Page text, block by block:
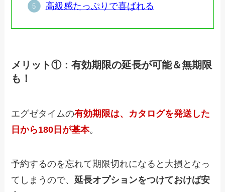
高級感たっぷりで喜ばれる
メリット①：有効期限の延長が可能＆無期限
も！
エグゼタイムの有効期限は、カタログを発送した
日から180日が基本。
予約するのを忘れて期限切れになると大損となっ
てしまうので、延長オプションをつけておけば安